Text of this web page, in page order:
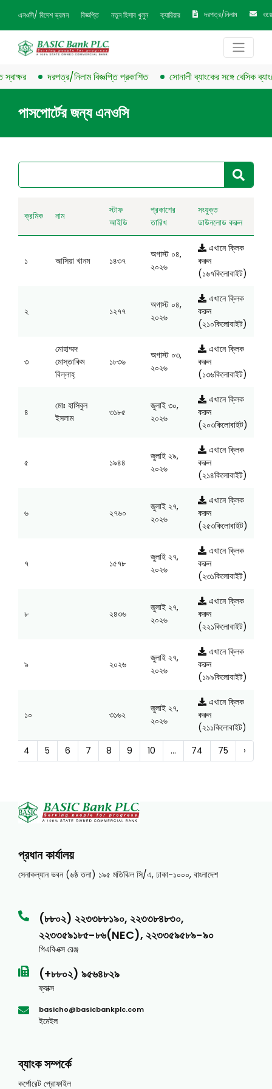
এনওসি/ বিদেশ ভ্রমন বিজ্ঞপ্তি নতুন হিসাব খুলুন ক্যারিয়ার দরপত্র/নিলাম
দরপত্র/নিলাম বিজ্ঞপ্তি প্রকাশিত সোনালী ব্যাংকের সঙ্গে বেসিক
পাসপোর্টের জন্য এনওসি
ক্রমিক নাম
স্টাফ
আইডি
প্রকাশের
তারিখ
সংযুক্ত
ডাউনলোড করুন
১ আসিয়া খানম ১৪৩৭
অগাস্ট ০৪,
২০২৬
এখানে ক্লিক
করুন
(১৬৭কিলোবাইট)
২ ১২৭৭
অগাস্ট ০৪,
২০২৬
এখানে ক্লিক
করুন
(২১০কিলোবাইট)
৩
মোহাম্মদ
মোস্তাকিম
বিল্লাহ্‌
১৮৩৬
অগাস্ট ০৩,
২০২৬
এখানে ক্লিক
করুন
(১৩৬কিলোবাইট)
৪
মোঃ হাসিবুল
ইসলাম
৩১৮৫
জুলাই ৩০,
২০২৬
এখানে ক্লিক
করুন
(২০৩কিলোবাইট)
৫ ১৯৪৪
জুলাই ২৯,
২০২৬
এখানে ক্লিক
করুন
(২১৪কিলোবাইট)
৬ ২৭৬০
জুলাই ২৭,
২০২৬
এখানে ক্লিক
করুন
(২৫৩কিলোবাইট)
৭ ১৫৭৮
জুলাই ২৭,
২০২৬
এখানে ক্লিক
করুন
(২৩১কিলোবাইট)
৮ ২৪৩৬
জুলাই ২৭,
২০২৬
এখানে ক্লিক
করুন
(২২১কিলোবাইট)
৯ ২০২৬
জুলাই ২৭,
২০২৬
এখানে ক্লিক
করুন
(১৯৯কিলোবাইট)
১০ ৩১৬২
জুলাই ২৭,
২০২৬
এখানে ক্লিক
করুন
(২১১কিলোবাইট)
4 5 6 7 8 9 10 ... 74 75 ›
প্রধান কার্যালয়
সেনাকল্যান ভবন (৬ষ্ঠ তলা) ১৯৫ মতিঝিল সি/এ, ঢাকা-১০০০, বাংলাদেশ
(৮৮০২) ২২৩৩৮৮১৯০, ২২৩৩৮৪৮৩০,
২২৩৩৫৯১৮৫-৮৬(NEC), ২২৩৩৫৯৫৮৯-৯০
পিএবিএক্স রেঞ্জ
(+৮৮০২) ৯৫৬৪৮২৯
ফ্যাক্স
basicho@basicbankplc.com
ইমেইল
ব্যাংক সম্পর্কে
কর্পোরেট প্রোফাইল